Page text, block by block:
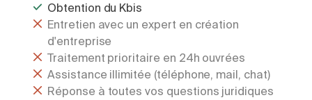
Obtention du Kbis
Entretien avec un expert en création
d'entreprise
Traitement prioritaire en 24h ouvrées
Assistance illimitée (téléphone, mail, chat)
Réponse à toutes vos questions juridiques